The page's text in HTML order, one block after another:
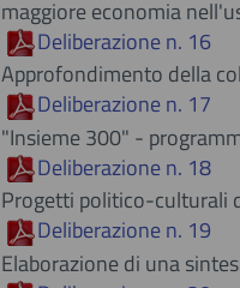
maggiore economia
Deliberazione n. 16
Approfondimento della
Deliberazione n. 17
"Insieme 300" -
Deliberazione n. 18
Progetti politico-culturali
Deliberazione n. 19
Elaborazione di una